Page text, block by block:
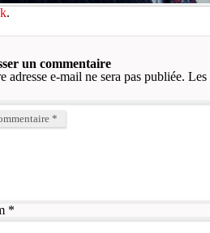
.
un commentaire
adresse e-mail ne sera pas publiée. Les
*
*